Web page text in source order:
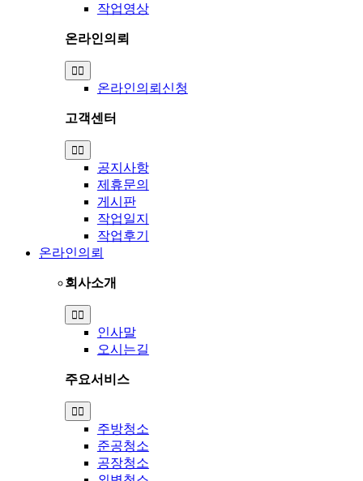
작업영상
온라인의뢰
Toggle
Navigation
온라인의뢰신청
고객센터
Toggle
Navigation
공지사항
제휴문의
게시판
작업일지
작업후기
온라인의뢰
회사소개
Toggle
Navigation
인사말
오시는길
주요서비스
Toggle
Navigation
주방청소
준공청소
공장청소